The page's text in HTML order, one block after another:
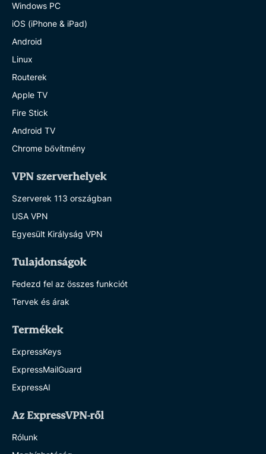
Windows PC
iOS (iPhone & iPad)
Android
Linux
Routerek
Apple TV
Fire Stick
Android TV
Chrome bővítmény
VPN szerverhelyek
Szerverek 113 országban
USA VPN
Egyesült Királyság VPN
Tulajdonságok
Fedezd fel az összes funkciót
Tervek és árak
Termékek
ExpressKeys
ExpressMailGuard
ExpressAI
Az ExpressVPN-ről
Rólunk